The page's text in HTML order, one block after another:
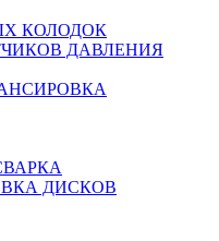
КОЛОДОК
ДАВЛЕНИЯ
ДИСКОВ